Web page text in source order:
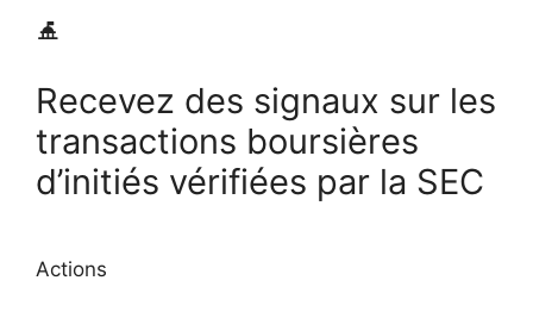
Recevez des signaux sur les
transactions boursières
d’initiés vérifiées par la SEC
Actions